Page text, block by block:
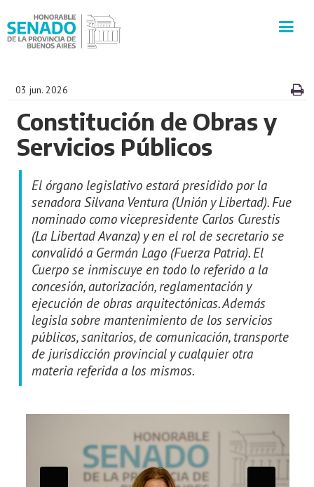
SECRETARÍAS
PRENSA
CULTURA
VISITAS GUIADAS
CONTACTO
03 jun. 2026
Constitución de Obras y
Servicios Públicos
El órgano legislativo estará presidido por la
senadora Silvana Ventura (Unión y Libertad). Fue
nominado como vicepresidente Carlos Curestis
(La Libertad Avanza) y en el rol de secretario se
convalidó a Germán Lago (Fuerza Patria). El
Cuerpo se inmiscuye en todo lo referido a la
concesión, autorización, reglamentación y
ejecución de obras arquitectónicas. Además
legisla sobre mantenimiento de los servicios
públicos, sanitarios, de comunicación, transporte
de jurisdicción provincial y cualquier otra
materia referida a los mismos.